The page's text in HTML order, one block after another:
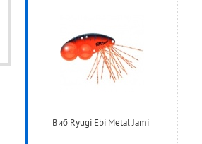
Виб Ryugi Ebi Metal Jami